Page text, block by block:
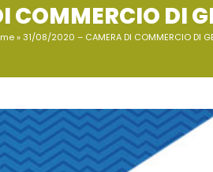
DI
»31/08/2020 – CAMERA DI COMMERCIO DI